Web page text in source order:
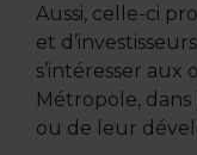
Aussi, celle-ci
et
s’intéresser
Métropole,
ou de leur